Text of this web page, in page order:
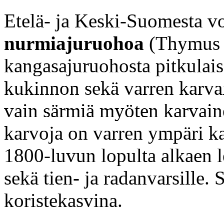
Etelä- ja Keski-Suomesta
nurmiajuruohoa
kangasajuruohosta
kukinnon sekä varren
vain särmiä myöten
karvoja on varren ympäri
1800-luvun lopulta alkaen
sekä tien- ja radanvarsille.
koristekasvina.